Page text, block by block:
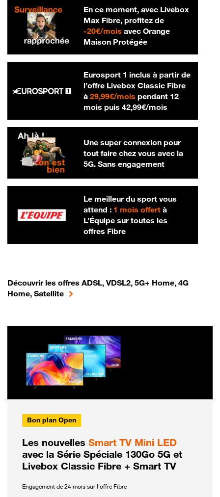
En ce moment, avec Livebox
Max Fibre, profitez de
-20€/mois20 € par mois
avec Orange
Maison Protégée
Eurosport 1 inclus à partir de
l’offre Livebox Classic Fibre
à 29,99€/mois29,99 € par mois
pendant 12
mois puis 42,99€/mois42,99 € par
Une super connexion pour
tout faire chez vous avec la
5G. Sans engagement
Le meilleur du sport vous
attend : 1 mois offertà
L’Équipe sur toutes les
offres Fibre
Découvrir les offres ADSL, VDSL2, 5G+ Home, 4G
Home, Satellite
Bon plan Open
Les nouvelles Smart TV Mini LED
avec la Série Spéciale 130Go 5G et
Livebox Classic Fibre + Smart TV
Engagement de 24 mois sur l'offre Fibre